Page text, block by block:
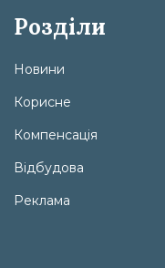
Розділи
Новини
Корисне
Компенсація
Відбудова
Реклама